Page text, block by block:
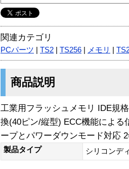
関連カテゴリ
PCパーツ TS2 TS256 メモリ
商品説明
工業用フラッシュメモリ IDE規
換(40ピン/縦型) ECC機能によ
ープとパワーダウンモード対応
製品タイプ シリコンデ